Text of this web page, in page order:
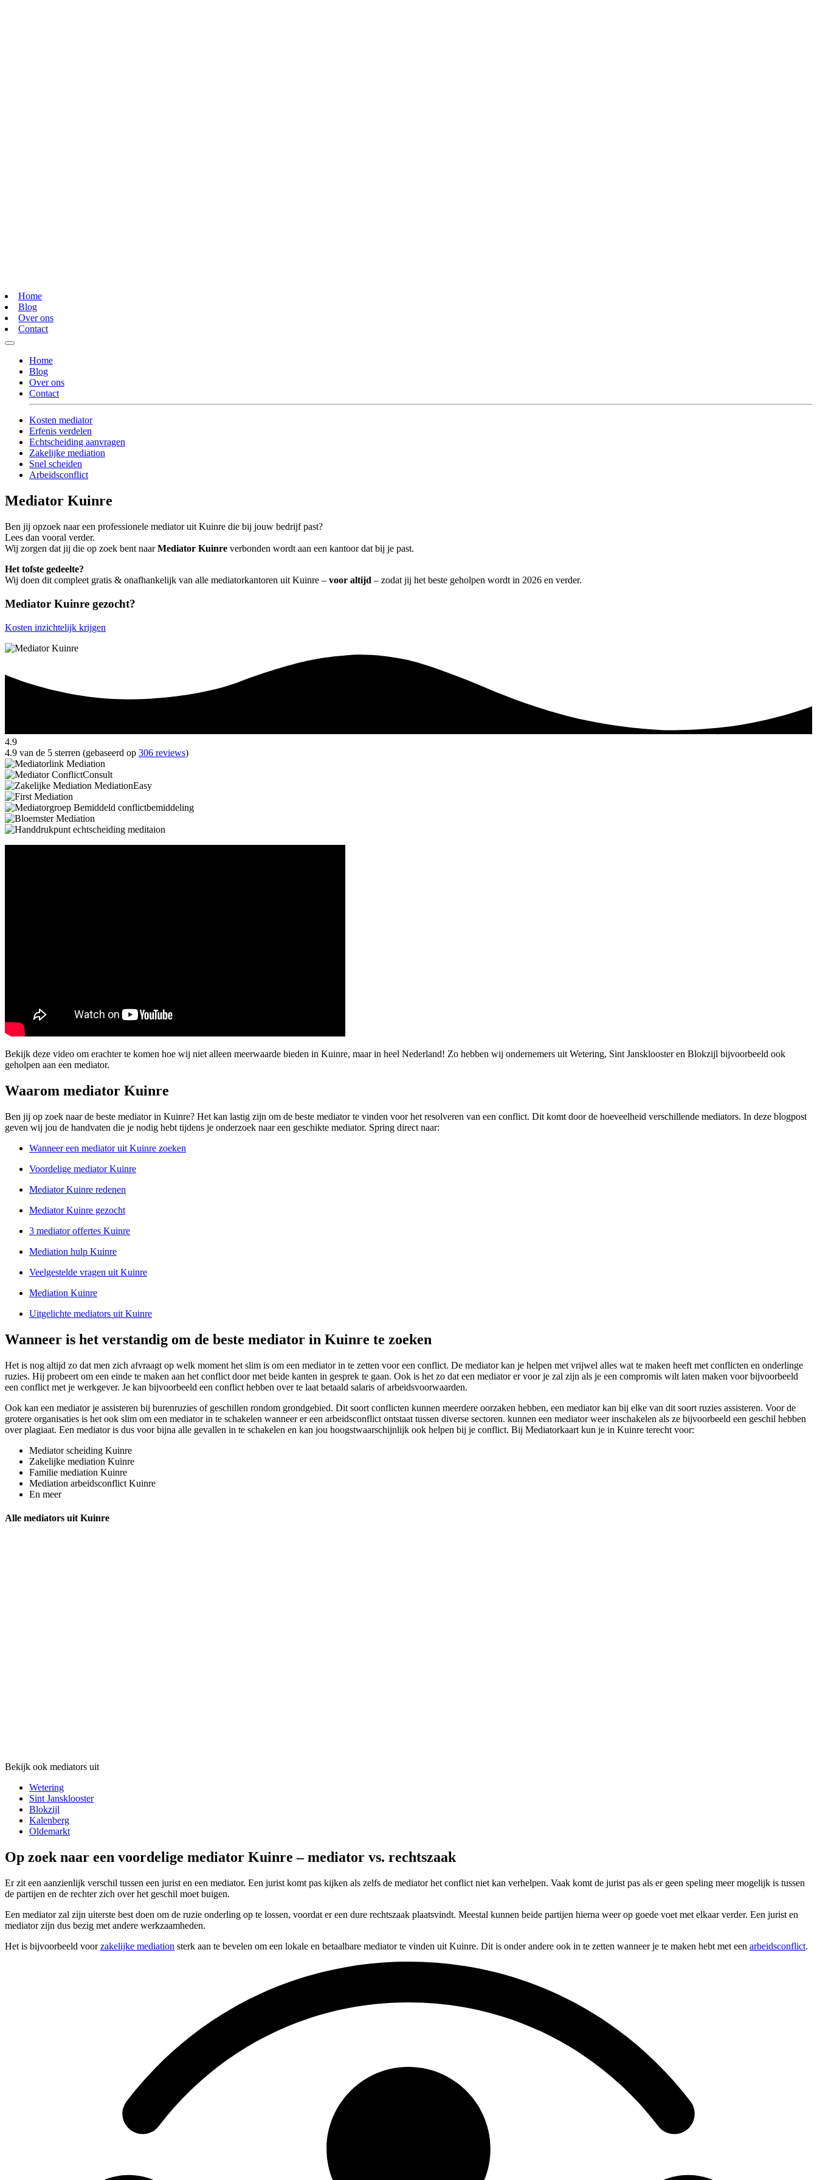
Home
Blog
Over ons
Contact
Home
Blog
Over ons
Contact
Kosten mediator
Erfenis verdelen
Echtscheiding aanvragen
Zakelijke mediation
Snel scheiden
Arbeidsconflict
Mediator Kuinre
Ben jij opzoek naar een professionele mediator uit Kuinre die bij jouw bedrijf past?
Lees dan vooral verder.
Wij zorgen dat jij die op zoek bent naarMediator Kuinre verbonden wordt aan een kantoor dat bij je past.
Het tofste gedeelte?
Wij doen dit compleet gratis & onafhankelijk van alle mediatorkantoren uit Kuinre – voor altijd – zodat jij het beste geholpen wordt in 2026 en verder.
Mediator Kuinre gezocht?
Kosten inzichtelijk krijgen
4.9
4.9 van de 5 sterren (gebaseerd op 306 reviews)
Bekijk deze video om erachter te komen hoe wij niet alleen meerwaarde bieden in Kuinre, maar in heel Nederland! Zo hebben wij ondernemers uit Wetering, Sint Jansklooster en Blokzijl bijvoorbeeld ook
geholpen aan een mediator.
Waarom mediator Kuinre
Ben jij op zoek naar de beste mediator in Kuinre? Het kan lastig zijn om de beste mediator te vinden voor het resolveren van een conflict. Dit komt door de hoeveelheid verschillende mediators. In deze blogpost
geven wij jou de handvaten die je nodig hebt tijdens je onderzoek naar een geschikte mediator. Spring direct naar:
Wanneer een mediator uit Kuinre zoeken
Voordelige mediator Kuinre
Mediator Kuinre redenen
Mediator Kuinre gezocht
3 mediator offertes Kuinre
Mediation hulp Kuinre
Veelgestelde vragen uit Kuinre
Mediation Kuinre
Uitgelichte mediators uit Kuinre
Wanneer is het verstandig om de beste mediator in Kuinre te zoeken
Het is nog altijd zo dat men zich afvraagt op welk moment het slim is om een mediator in te zetten voor een conflict. De mediator kan je helpen met vrijwel alles wat te maken heeft met conflicten en onderlinge
ruzies. Hij probeert om een einde te maken aan het conflict door met beide kanten in gesprek te gaan. Ook is het zo dat een mediator er voor je zal zijn als je een compromis wilt laten maken voor bijvoorbeeld
een conflict met je werkgever. Je kan bijvoorbeeld een conflict hebben over te laat betaald salaris of arbeidsvoorwaarden.
Ook kan een mediator je assisteren bij burenruzies of geschillen rondom grondgebied. Dit soort conflicten kunnen meerdere oorzaken hebben, een mediator kan bij elke van dit soort ruzies assisteren. Voor de
grotere organisaties is het ook slim om een mediator in te schakelen wanneer er een arbeidsconflict ontstaat tussen diverse sectoren. kunnen een mediator weer inschakelen als ze bijvoorbeeld een geschil hebben
over plagiaat. Een mediator is dus voor bijna alle gevallen in te schakelen en kan jou hoogstwaarschijnlijk ook helpen bij je conflict. Bij Mediatorkaart kun je in Kuinre terecht voor:
Mediator scheiding Kuinre
Zakelijke mediation Kuinre
Familie mediation Kuinre
Mediation arbeidsconflict Kuinre
En meer
Alle mediators uit Kuinre
Bekijk ook mediators uit
Wetering
Sint Jansklooster
Blokzijl
Kalenberg
Oldemarkt
Op zoek naar een voordelige mediator Kuinre – mediator vs. rechtszaak
Er zit een aanzienlijk verschil tussen een jurist en een mediator. Een jurist komt pas kijken als zelfs de mediator het conflict niet kan verhelpen. Vaak komt de jurist pas als er geen speling meer mogelijk is tussen
de partijen en de rechter zich over het geschil moet buigen.
Een mediator zal zijn uiterste best doen om de ruzie onderling op te lossen, voordat er een dure rechtszaak plaatsvindt. Meestal kunnen beide partijen hierna weer op goede voet met elkaar verder. Een jurist en
mediator zijn dus bezig met andere werkzaamheden.
Het is bijvoorbeeld voorzakelijke mediation sterk aan te bevelen om een lokale en betaalbare mediator te vinden uit Kuinre. Dit is onder andere ook in te zetten wanneer je te maken hebt met een arbeidsconflict.